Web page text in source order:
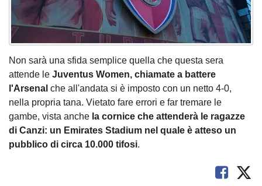
Non sarà una sfida semplice quella che questa sera
attende le Juventus Women, chiamate a battere
l'Arsenal che all'andata si è imposto con un netto 4-0,
nella propria tana. Vietato fare errori e far tremare le
gambe, vista anche la cornice che attenderà le ragazze
di Canzi: un Emirates Stadium nel quale è atteso un
pubblico di circa 10.000 tifosi.